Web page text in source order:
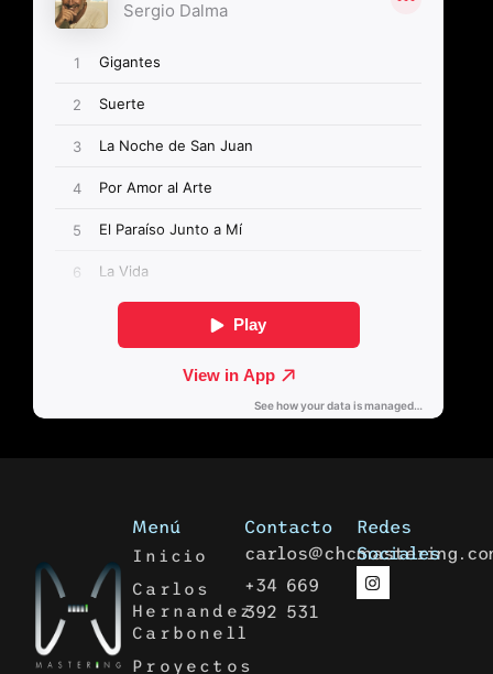
Menú
Inicio
Carlos
Hernandez
Carbonell
Proyectos
Contacto
+34 669
392 531
Redes
Sociales